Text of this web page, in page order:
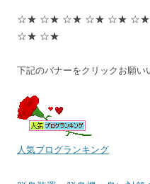
☆★ ☆★ ☆★ ☆★ ☆★
☆★ ☆★
下記のバナーをクリックお願い
人気ブログランキング